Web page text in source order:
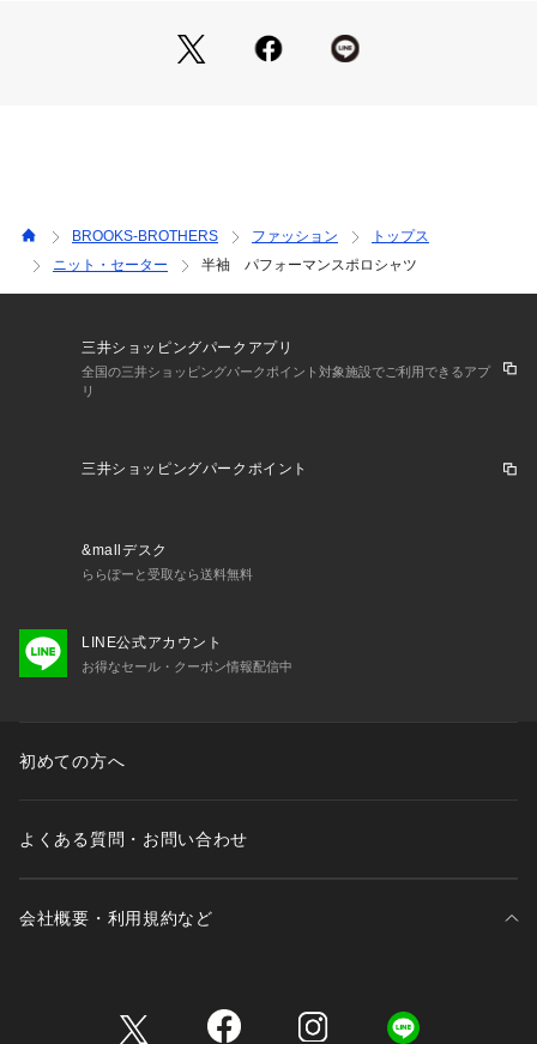
<取り扱い注意>
蛍光増白剤が入っていない洗剤をご使用ください。
他のものとは分け単独で洗ってください。
色泣きすることがあります。
BROOKS-BROTHERS ファッション
トップス
ニット・セーター
半袖 パフォーマンスポロシャツ
三井ショッピングパークアプリ
全国の三井ショッピングパークポイント対象施設でご利用できるアプ
リ
三井ショッピングパークポイント
&mallデスク
ららぽーと受取なら送料無料
LINE公式アカウント
お得なセール・クーポン情報配信中
初めての方へ
よくある質問・お問い合わせ
会社概要・利用規約など